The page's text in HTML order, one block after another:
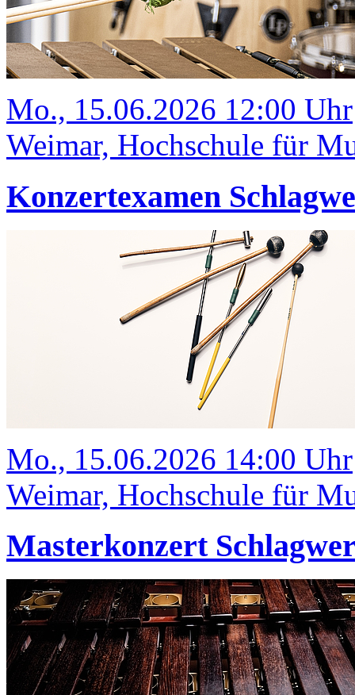
Mo., 15.06.2026 12:00 Uhr
Weimar, Hochschule für
Konzertexamen
Mo., 15.06.2026 14:00 Uhr
Weimar, Hochschule für
Masterkonzert